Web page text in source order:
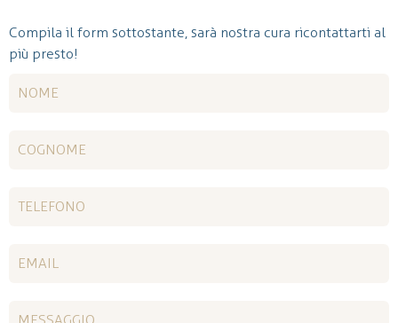
Compila il form sottostante, sarà nostra cura ricontattarti al
più presto!